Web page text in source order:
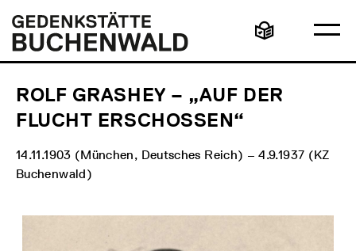
zum
Inhalt
Gedenkstätte
Buchenwald
Leichte
Sprache
ROLF GRASHEY – „AUF DER
FLUCHT ERSCHOSSEN“
14.11.1903 (München, Deutsches Reich) – 4.9.1937 (KZ
Buchenwald)